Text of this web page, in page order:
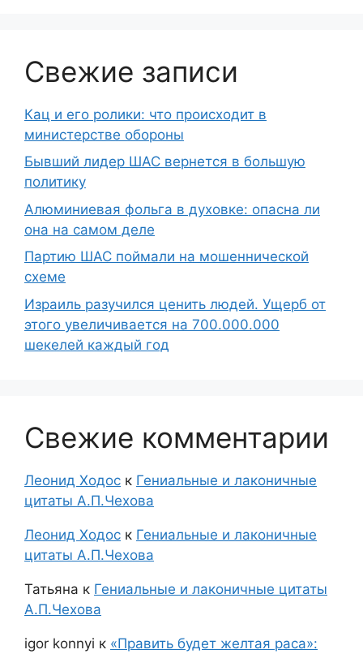
Свежие записи
Кац и его ролики: что происходит в
министерстве обороны
Бывший лидер ШАС вернется в большую
политику
Алюминиевая фольга в духовке: опасна ли
она на самом деле
Партию ШАС поймали на мошеннической
схеме
Израиль разучился ценить людей. Ущерб от
этого увеличивается на 700.000.000
шекелей каждый год
Свежие комментарии
Леонид Ходос к Гениальные и лаконичные
цитаты А.П.Чехова
Леонид Ходос к Гениальные и лаконичные
цитаты А.П.Чехова
Татьяна к Гениальные и лаконичные цитаты
А.П.Чехова
igor konnyi к «Править будет желтая раса»: